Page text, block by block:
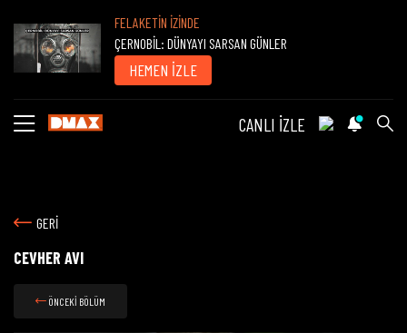
FELAKETİN İZİNDE
ÇERNOBİL: DÜNYAYI SARSAN GÜNLER
HEMEN İZLE
CANLI İZLE
GERİ
CEVHER AVI
ÖNCEKİ BÖLÜM